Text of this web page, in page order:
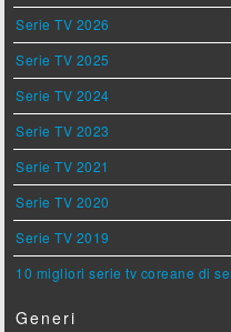
Serie TV 2026
Serie TV 2025
Serie TV 2024
Serie TV 2023
Serie TV 2021
Serie TV 2020
Serie TV 2019
10 migliori serie tv coreane di
Generi